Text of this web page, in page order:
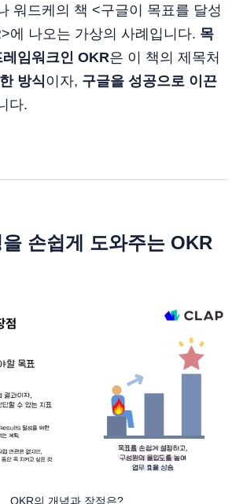
워드케의 책 <구글이 목표를 달성
에 나오는 가상의 사례입니다. 목
임워크인 OKR은 이 책의 제목처
방식이자, 구글을 성공으로 이끈
다.
손쉽게 도와주는 OKR
OKR의 개념과 장점은?